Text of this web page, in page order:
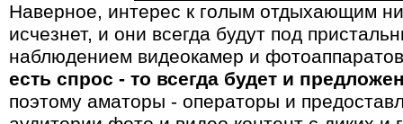
Наверное, интерес к голым отдыхающим
исчезнет, и они всегда будут под
наблюдением видеокамер и
есть спрос - то всегда будет и
поэтому аматоры - операторы и